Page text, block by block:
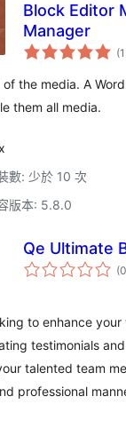
Block Editor
Manager
the media. A
them all media.
數: 少於 10 次
版本: 5.8.0
Qe Ultimate
to enhance your
testimonials and
talented team
professional